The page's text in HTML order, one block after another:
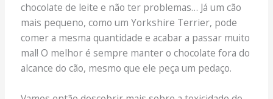
chocolate de leite e não ter problemas… Já um cão
mais pequeno, como um Yorkshire Terrier, pode
comer a mesma quantidade e acabar a passar muito
mal! O melhor é sempre manter o chocolate fora do
alcance do cão, mesmo que ele peça um pedaço.